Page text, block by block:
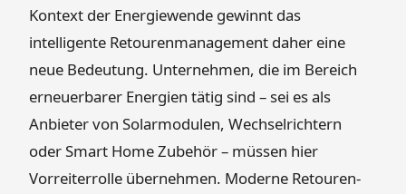
Kontext der Energiewende gewinnt das
intelligente Retourenmanagement daher eine
neue Bedeutung. Unternehmen, die im Bereich
erneuerbarer Energien tätig sind – sei es als
Anbieter von Solarmodulen, Wechselrichtern
oder Smart Home Zubehör – müssen hier
Vorreiterrolle übernehmen. Moderne Retouren-